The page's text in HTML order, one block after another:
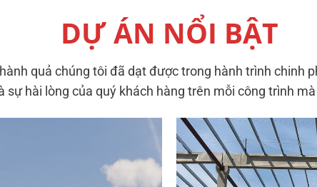
DỰ ÁN NỔI BẬT
quả chúng tôi đã dạt được trong hành trình chinh
sự hài lòng của quý khách hàng trên mỗi công trình